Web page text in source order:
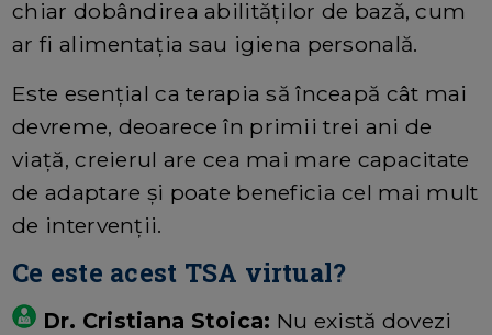
chiar dobândirea abilităților de bază, cum
ar fi alimentația sau igiena personală.
Este esențial ca terapia să înceapă cât mai
devreme, deoarece în primii trei ani de
viață, creierul are cea mai mare capacitate
de adaptare și poate beneficia cel mai mult
de intervenții.
Ce este acest TSA virtual?
Dr. Cristiana Stoica: Nu există dovezi